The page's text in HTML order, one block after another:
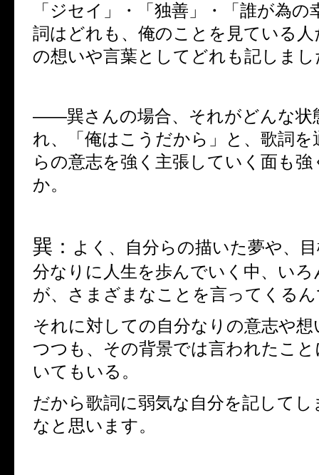
「ジセイ」・「独善」・「誰が為の
詞はどれも、俺のことを見ている
の想いや言葉としてどれも記しまし
――巽さんの場合、それがどんな状
れ、「俺はこうだから」と、歌詞
らの意志を強く主張していく面も
か。
巽： よく、自分らの描いた夢や、
分なりに人生を歩んでいく中、い
が、さまざまなことを言ってくる
それに対しての自分なりの意志や
つつも、その背景では言われたこ
いてもいる。
だから歌詞に弱気な自分を記して
なと思います。